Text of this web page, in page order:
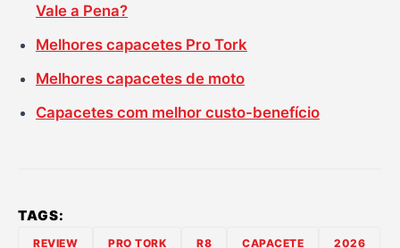
Vale a Pena?
Melhores capacetes Pro Tork
Melhores capacetes de moto
Capacetes com melhor custo-benefício
TAGS:
REVIEW PRO TORK R8 CAPACETE 2026